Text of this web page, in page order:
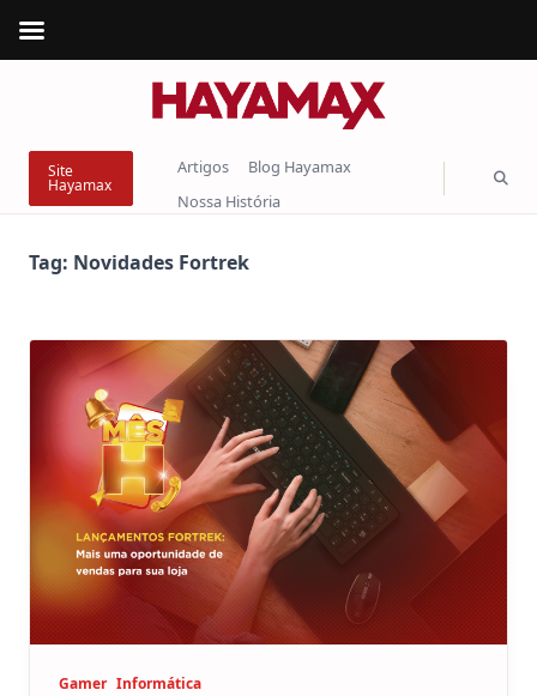
Site
Hayamax
Artigos
Blog Hayamax
Nossa História
Tag: Novidades Fortrek
Gamer Informática